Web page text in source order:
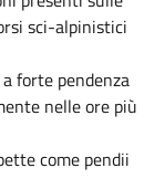
sci-alpinistici
forte pendenza
nelle ore più
come pendii